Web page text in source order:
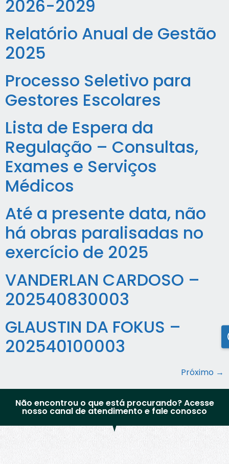
2026-2029
Relatório Anual de Gestão
2025
Processo Seletivo para
Gestores Escolares
Lista de Espera da
Regulação – Consultas,
Exames e Serviços
Médicos
Até a presente data, não
há obras paralisadas no
exercício de 2025
VANDERLAN CARDOSO –
202540830003
GLAUSTIN DA FOKUS –
202540100003
Próximo →
Não encontrou o que está procurando? Acesse
nosso canal de atendimento e fale conosco